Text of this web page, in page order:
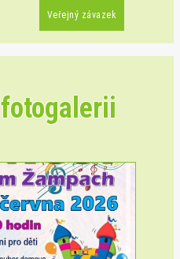
Veřejný závazek